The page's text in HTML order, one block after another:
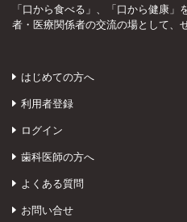
「口から食べる」、「口から健康
者・医療関係者の交流の場として、
はじめての方へ
利用者登録
ログイン
歯科医師の方へ
よくある質問
お問い合せ